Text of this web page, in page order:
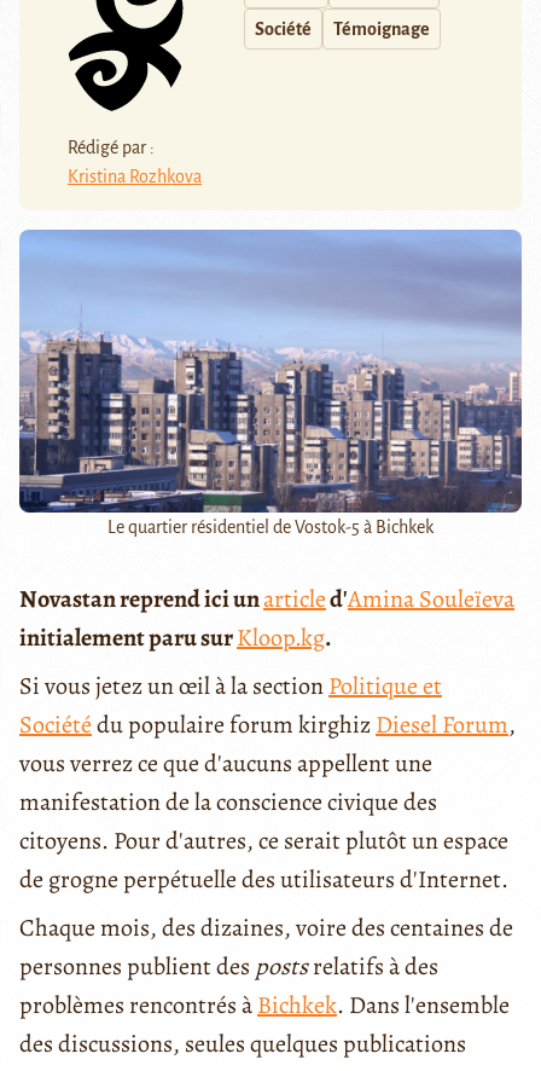
Rédigé par :
Kristina Rozhkova
Société Témoignage
Le quartier résidentiel de Vostok-5 à Bichkek
Novastan reprend ici unarticled'Amina Souleïeva
initialement paru surKloop.kg.
Si vous jetez un œil à la sectionPolitique et
Sociétédu populaire forum kirghizDiesel Forum,
vous verrez ce que d'aucuns appellent une
manifestation de la conscience civique des
citoyens. Pour d'autres, ce serait plutôt un espace
de grogne perpétuelle des utilisateurs d'Internet.
Chaque mois, des dizaines, voire des centaines de
personnes publient des postsrelatifs à des
problèmes rencontrés àBichkek. Dans l'ensemble
des discussions, seules quelques publications